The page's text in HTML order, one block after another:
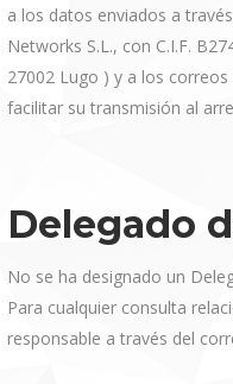
a los datos enviados a
Networks S.L., con C.I.F.
27002 Lugo ) y a los
facilitar su transmisión al
Delegado
No se ha designado un
Para cualquier consulta
responsable a través del